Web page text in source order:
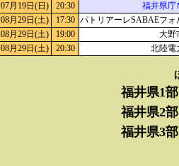
07月19日(日)
20:30 福井県庁
08月29日(土) 17:30 パトリアーレSABAEフォ
08月29日(土)
19:00
大野
08月29日(土)
20:30 北陸電
福井県1部
福井県2部
福井県3部